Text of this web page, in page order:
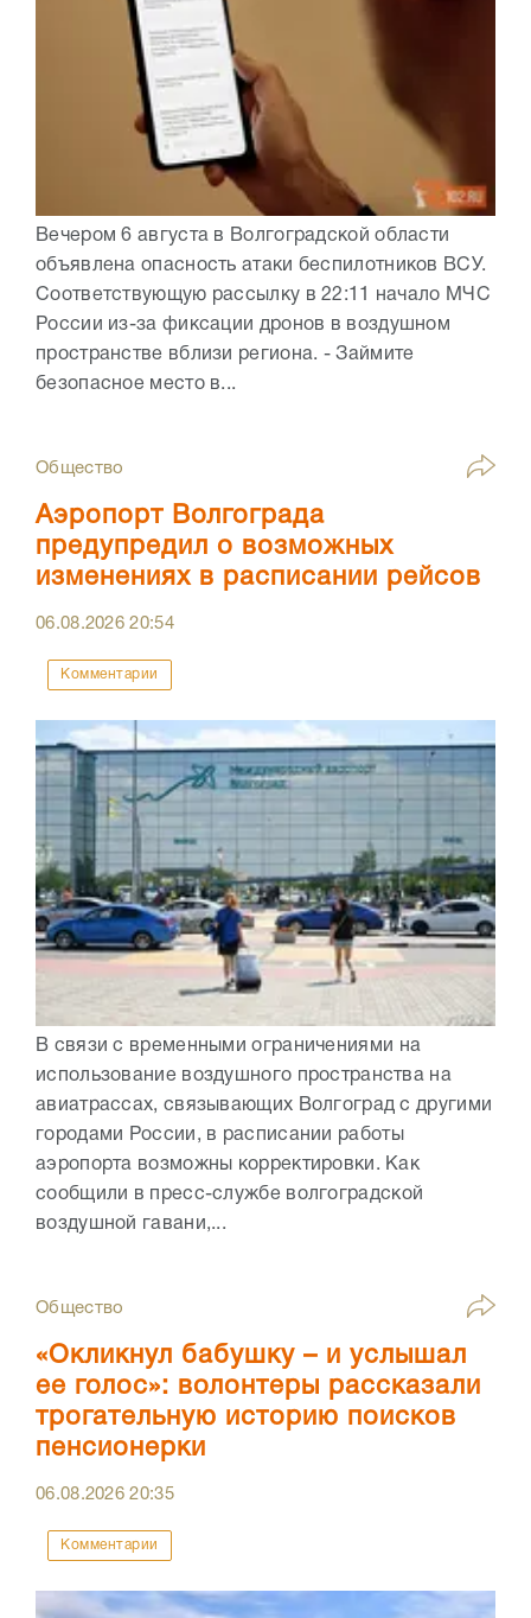
Вечером 6 августа в Волгоградской области
объявлена опасность атаки беспилотников ВСУ.
Соответствующую рассылку в 22:11 начало МЧС
России из-за фиксации дронов в воздушном
пространстве вблизи региона. - Займите
безопасное место в...
Общество
Аэропорт Волгограда
предупредил о возможных
изменениях в расписании рейсов
06.08.202620:54
Комментарии
В связи с временными ограничениями на
использование воздушного пространства на
авиатрассах, связывающих Волгоград с другими
городами России, в расписании работы
аэропорта возможны корректировки. Как
сообщили в пресс-службе волгоградской
воздушной гавани,...
Общество
«Окликнул бабушку – и услышал
ее голос»: волонтеры рассказали
трогательную историю поисков
пенсионерки
06.08.202620:35
Комментарии